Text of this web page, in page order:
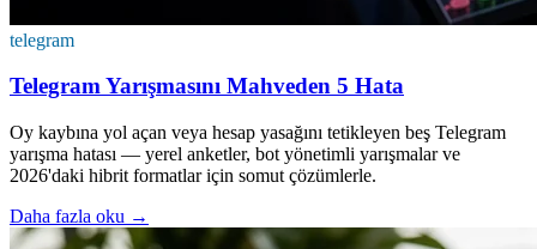
telegram
Telegram Yarışmasını Mahveden 5 Hata
Oy kaybına yol açan veya hesap yasağını tetikleyen beş Telegram
yarışma hatası — yerel anketler, bot yönetimli yarışmalar ve
2026'daki hibrit formatlar için somut çözümlerle.
Daha fazla oku →